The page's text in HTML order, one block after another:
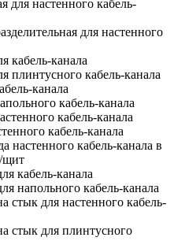
для настенного кабель-
для настенного
кабель-канала
плинтусного кабель-канала
канала
кабель-канала
кабель-канала
кабель-канала
настенного кабель-канала в
щит
кабель-канала
напольного кабель-канала
стык для настенного кабель-
стык для плинтусного